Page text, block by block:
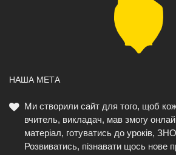
НАША МЕТА
Ми створили сайт для того, щоб
вчитель, викладач, мав змогу
матеріал, готуватись до уроків,
Розвиватись, пізнавати щось нове